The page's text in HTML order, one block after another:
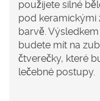
použijete silné
pod keramickými
barvě.
budete mít na
čtverečky, které
lečebné postupy.